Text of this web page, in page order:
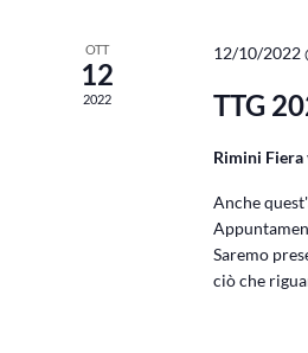
OTT
12
2022
12/10/2022
TTG
Rimini Fiera
Anche
Saremo
ciò che